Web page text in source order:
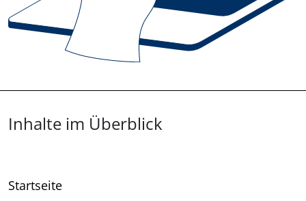
Überblick: Inhalte
Inhalte im Überblick
Startseite